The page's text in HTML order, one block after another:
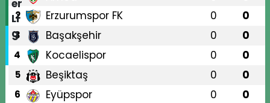
2 Erzurumspor FK 0 0
3 Başakşehir 0 0
4 Kocaelispor 0 0
5 Beşiktaş 0 0
6 Eyüpspor 0 0